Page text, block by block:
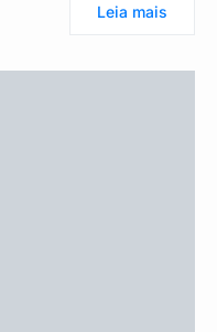
Leia mais